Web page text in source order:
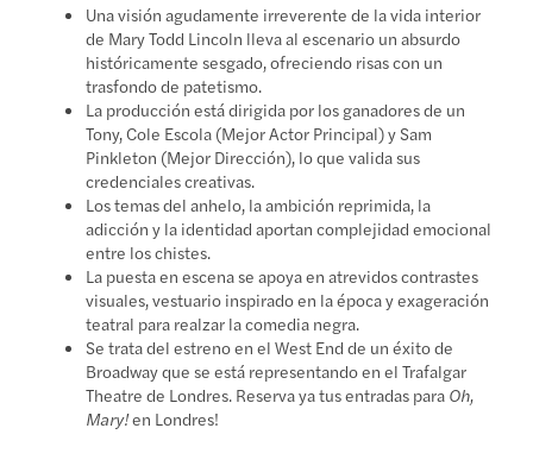
Una visión agudamente irreverente de la vida interior
de Mary Todd Lincoln lleva al escenario un absurdo
históricamente sesgado, ofreciendo risas con un
trasfondo de patetismo.
La producción está dirigida por los ganadores de un
Tony, Cole Escola (Mejor Actor Principal) y Sam
Pinkleton (Mejor Dirección), lo que valida sus
credenciales creativas.
Los temas del anhelo, la ambición reprimida, la
adicción y la identidad aportan complejidad emocional
entre los chistes.
La puesta en escena se apoya en atrevidos contrastes
visuales, vestuario inspirado en la época y exageración
teatral para realzar la comedia negra.
Se trata del estreno en el West End de un éxito de
Broadway que se está representando en el Trafalgar
Theatre de Londres. Reserva ya tus entradas para Oh,
Mary!en Londres!